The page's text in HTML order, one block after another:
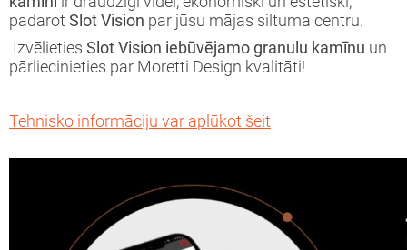
padarot Slot Vision par jūsu mājas siltuma centru.
Izvēlieties Slot Vision iebūvējamo granulu kamīnu un
pārliecinieties par Moretti Design kvalitāti!
Tehnisko informāciju var aplūkot šeit